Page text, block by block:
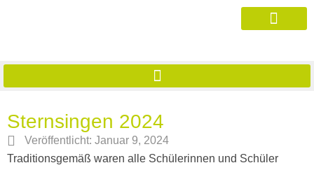
Sternsingen 2024
Veröffentlicht: Januar 9, 2024
Traditionsgemäß waren alle Schülerinnen und Schüler